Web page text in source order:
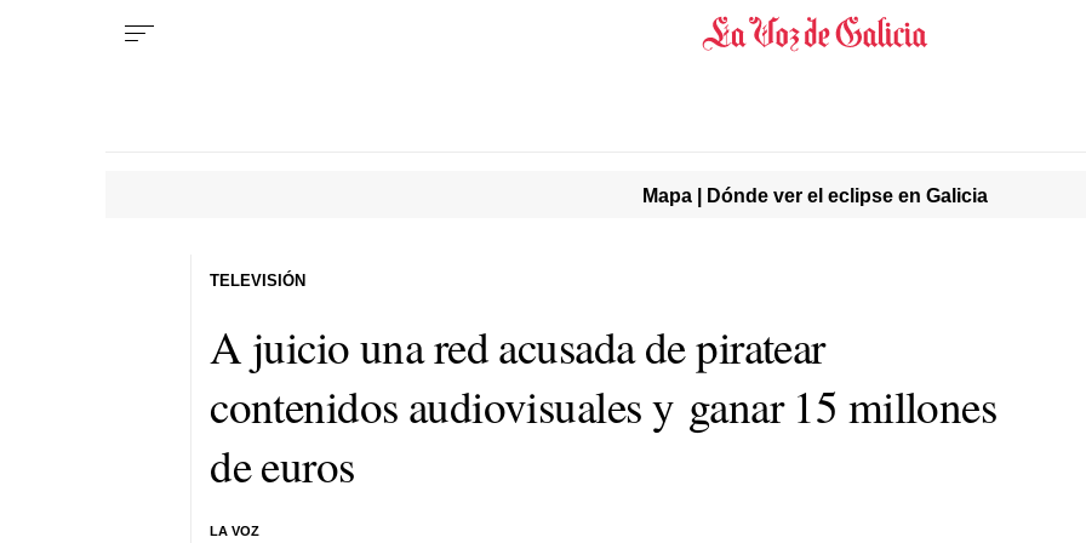
Mapa | Dónde ver el eclipse en Galicia
A juicio una red acusada de piratear
contenidos audiovisuales y ganar 15 millones
de euros
LA VOZ
TELEVISIÓN